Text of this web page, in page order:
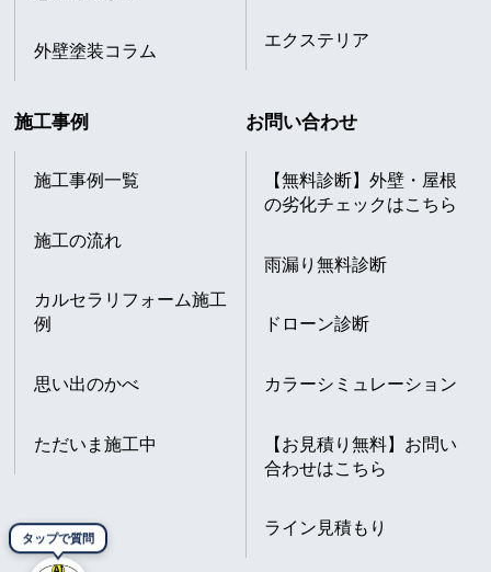
タップで質問
外壁塗装コラム
エクステリア
施工事例
施工事例一覧
施工の流れ
カルセラリフォーム施工
例
思い出のかべ
ただいま施工中
お問い合わせ
【無料診断】外壁・屋根
の劣化チェックはこちら
雨漏り無料診断
ドローン診断
カラーシミュレーション
【お見積り無料】お問い
合わせはこちら
ライン見積もり